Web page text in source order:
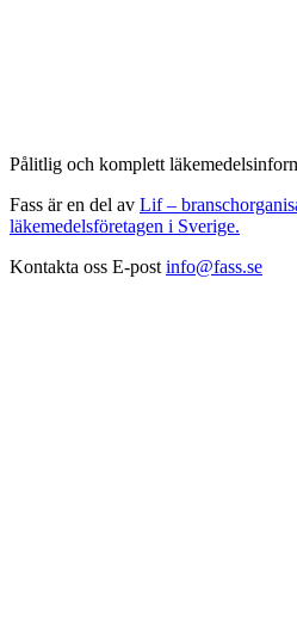
Pålitlig och komplett
Fass är en del av Lif –
läkemedelsföretagen i Sverige.
Kontakta oss E-post info@fass.se